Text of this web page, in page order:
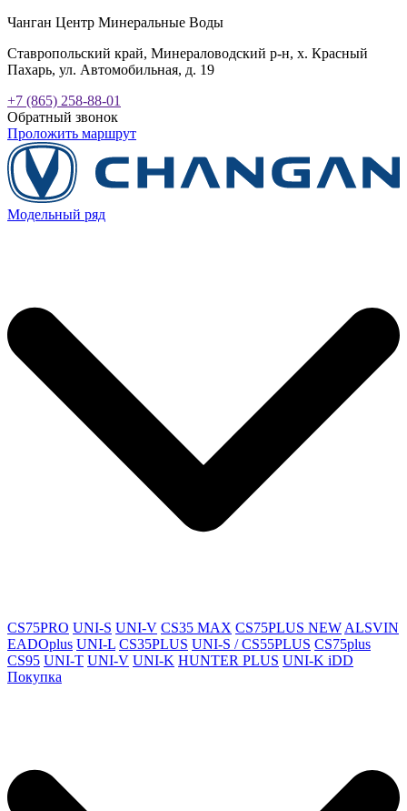
Чанган Центр Минеральные Воды
Ставропольский край, Минераловодский р-н, х. Красный
Пахарь, ул. Автомобильная, д. 19
+7 (865) 258-88-01
Обратный звонок
Проложить маршрут
Модельный ряд
CS75PRO UNI-S UNI-V CS35 MAX CS75PLUS NEW ALSVIN
EADOplus UNI-L CS35PLUS UNI-S / CS55PLUS CS75plus
CS95 UNI-T UNI-V UNI-K HUNTER PLUS UNI-K iDD
Покупка